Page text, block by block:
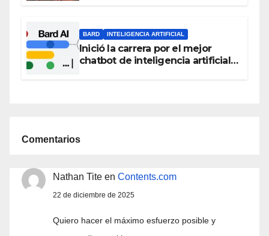
BARD INTELIGENCIA ARTIFICIAL
Inició la carrera por el mejor
chatbot de inteligencia artificial:
Comentarios
Nathan Tite en Contents.com
22 de diciembre de 2025
Quiero hacer el máximo esfuerzo posible y